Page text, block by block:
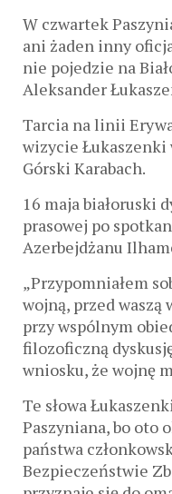
W czwartek
ani żaden inny
nie pojedzie na
Aleksander
Tarcia na linii
wizycie Łukaszenki
Górski Karabach.
16 maja białoruski
prasowej po
Azerbejdżanu
„Przypomniałem
wojną, przed
przy wspólnym
filozoficzną
wniosku, że wojnę
Te słowa
Paszyniana, bo oto
państwa
Bezpieczeństwie